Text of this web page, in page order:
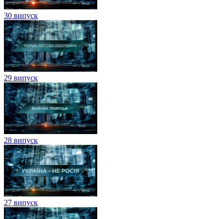
30 випуск
29 випуск
28 випуск
27 випуск